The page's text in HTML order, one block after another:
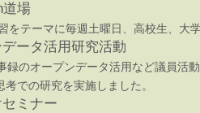
道場
をテーマに毎週土曜日、高校生、大
ータ活用研究活動
録のオープンデータ活用など議員活
での研究を実施しました。
ミナー